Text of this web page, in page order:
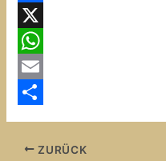
F
a
c
e
X
W
hE
ZURÜCK